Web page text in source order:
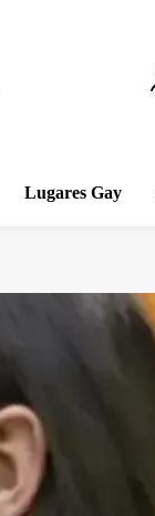
Lugares Gay